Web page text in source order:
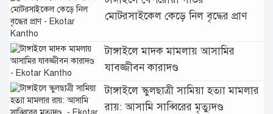
মোটরসাইকেল কেড়ে নিল বৃদ্ধের প্রাণ
টাঙ্গাইলে মাদক মামলায় আসামির
যাবজ্জীবন কারাদণ্ড
টাঙ্গাইলে স্কুলছাত্রী সামিয়া হত্যা মামলার
রায়: আসামি সাব্বিরের মৃত্যুদণ্ড